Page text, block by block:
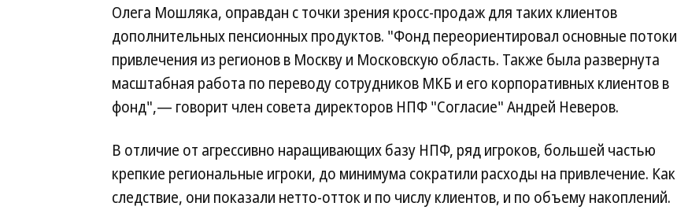
Олега Мошляка, оправдан с точки зрения кросс-продаж для таких клиентов
дополнительных пенсионных продуктов. "Фонд переориентировал основные потоки
привлечения из регионов в Москву и Московскую область. Также была развернута
масштабная работа по переводу сотрудников МКБ и его корпоративных клиентов в
фонд",— говорит член совета директоров НПФ "Согласие" Андрей Неверов.
В отличие от агрессивно наращивающих базу НПФ, ряд игроков, большей частью
крепкие региональные игроки, до минимума сократили расходы на привлечение. Как
следствие, они показали нетто-отток и по числу клиентов, и по объему накоплений.